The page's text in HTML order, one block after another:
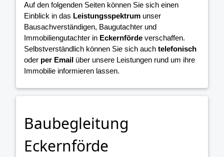
Auf den folgenden Seiten können Sie sich einen
Einblick in das Leistungsspektrum unser
Bausachverständigen, Baugutachter und
Immobiliengutachter in Eckernförde verschaffen.
Selbstverständlich können Sie sich auch telefonisch
oder per Email über unsere Leistungen rund um ihre
Immobilie informieren lassen.
Baubegleitung
Eckernförde